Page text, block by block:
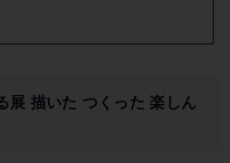
展 描いた つくった 楽しん